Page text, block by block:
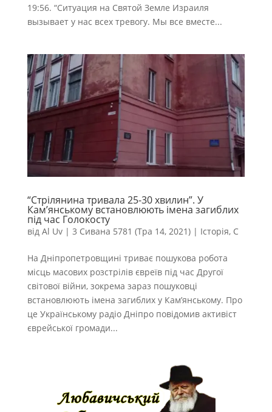
19:56. “Ситуация на Святой Земле Израиля
вызывает у нас всех тревогу. Мы все вместе...
“Стрілянина тривала 25-30 хвилин”. У
Кам’янському встановлюють імена загиблих
під час Голокосту
від Al Uv| 3 Сивана 5781 (Тра 14, 2021)| Історія, С
На Дніпропетровщині триває пошукова робота
місць масових розстрілів євреїв під час Другої
світової війни, зокрема зараз пошуковці
встановлюють імена загиблих у Кам’янському. Про
це Українському радіо Дніпро повідомив активіст
єврейської громади...